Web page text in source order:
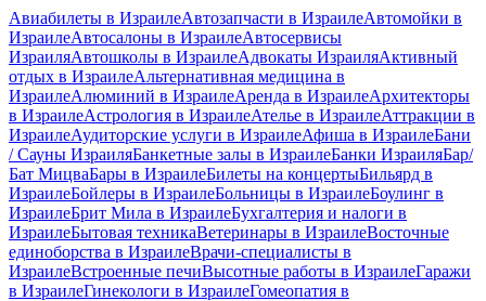
Авиабилеты в ИзраилеАвтозапчасти в ИзраилеАвтомойки в
ИзраилеАвтосалоны в ИзраилеАвтосервисы
ИзраиляАвтошколы в ИзраилеАдвокаты ИзраиляАктивный
отдых в ИзраилеАльтернативная медицина в
ИзраилеАлюминий в ИзраилеАренда в ИзраилеАрхитекторы
в ИзраилеАстрология в ИзраилеАтелье в ИзраилеАттракции в
ИзраилеАудиторские услуги в ИзраилеАфиша в ИзраилеБани
/ Сауны ИзраиляБанкетные залы в ИзраилеБанки ИзраиляБар/
Бат МицваБары в ИзраилеБилеты на концертыБильярд в
ИзраилеБойлеры в ИзраилеБольницы в ИзраилеБоулинг в
ИзраилеБрит Мила в ИзраилеБухгалтерия и налоги в
ИзраилеБытовая техникаВетеринары в ИзраилеВосточные
единоборства в ИзраилеВрачи-специалисты в
ИзраилеВстроенные печиВысотные работы в ИзраилеГаражи
в ИзраилеГинекологи в ИзраилеГомеопатия в